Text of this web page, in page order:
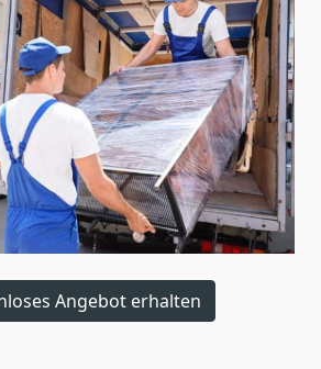
Angebot erhalten